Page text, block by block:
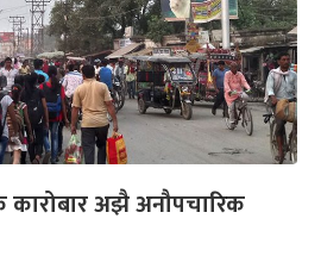
अझै अनौपचारिक